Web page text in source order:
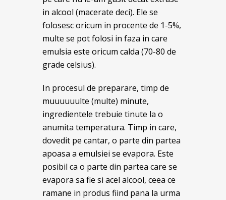
in alcool (macerate deci). Ele se
folosesc oricum in procente de 1-5%,
multe se pot folosi in faza in care
emulsia este oricum calda (70-80 de
grade celsius).
In procesul de preparare, timp de
muuuuuulte (multe) minute,
ingredientele trebuie tinute la o
anumita temperatura. Timp in care,
dovedit pe cantar, o parte din partea
apoasa a emulsiei se evapora. Este
posibil ca o parte din partea care se
evapora sa fie si acel alcool, ceea ce
ramane in produs fiind pana la urma